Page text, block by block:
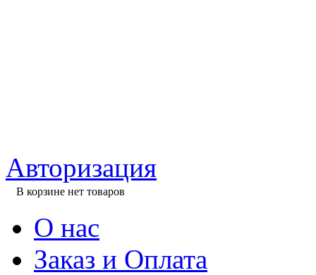
Авторизация
В корзине нет товаров
О нас
Заказ и Оплата